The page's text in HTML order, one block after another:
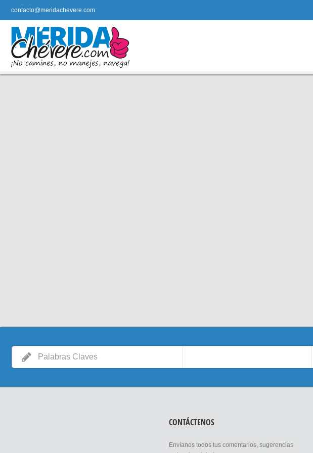
contacto@meridachevere.com
CONTÁCTENOS
Envíanos todos tus comentarios, sugerencias